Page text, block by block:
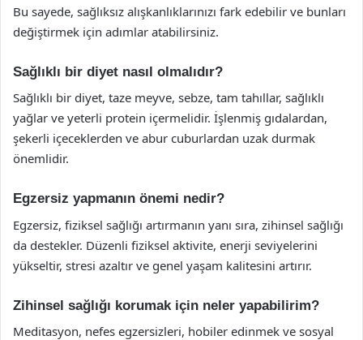
Bu sayede, sağlıksız alışkanlıklarınızı fark edebilir ve bunları
değiştirmek için adımlar atabilirsiniz.
Sağlıklı bir diyet nasıl olmalıdır?
Sağlıklı bir diyet, taze meyve, sebze, tam tahıllar, sağlıklı
yağlar ve yeterli protein içermelidir. İşlenmiş gıdalardan,
şekerli içeceklerden ve abur cuburlardan uzak durmak
önemlidir.
Egzersiz yapmanın önemi nedir?
Egzersiz, fiziksel sağlığı artırmanın yanı sıra, zihinsel sağlığı
da destekler. Düzenli fiziksel aktivite, enerji seviyelerini
yükseltir, stresi azaltır ve genel yaşam kalitesini artırır.
Zihinsel sağlığı korumak için neler yapabilirim?
Meditasyon, nefes egzersizleri, hobiler edinmek ve sosyal